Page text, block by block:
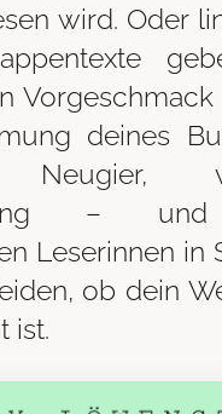
wird. Oder
deines
Neugier,
–
Leserinnen in
ob dein
ist.